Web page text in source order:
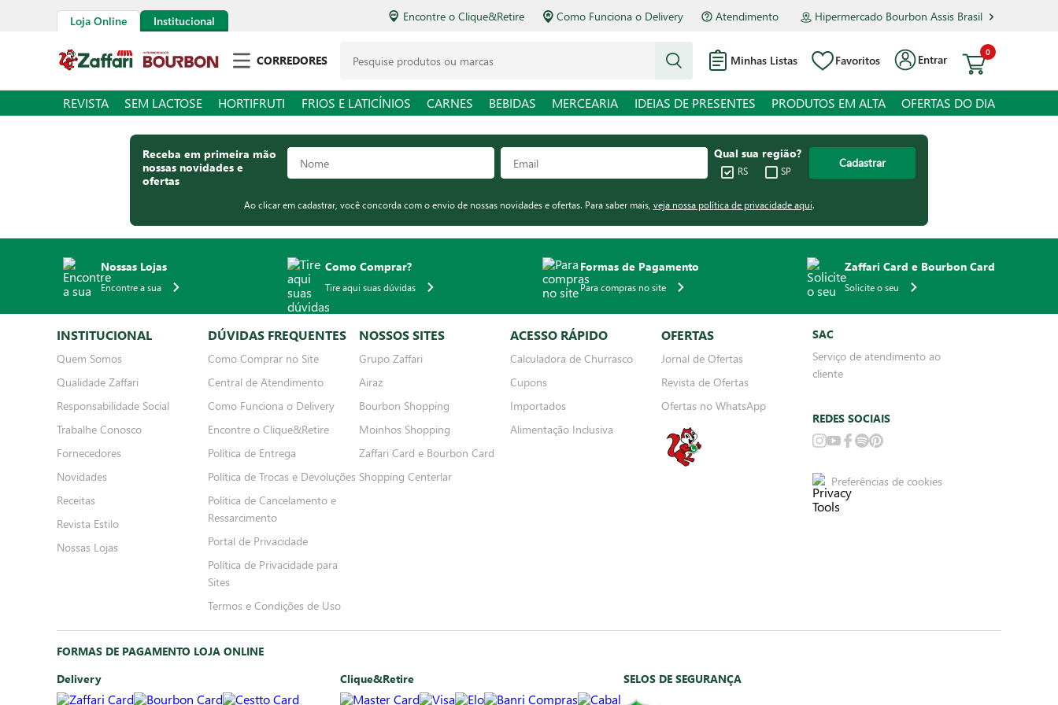
Loja Online Institucional Encontre o Clique&Retire Como Funciona o Delivery Atendimento Hipermercado Bourbon Assis Brasil
CORREDORES Minhas Listas Favoritos Entrar
0
REVISTA SEM LACTOSE HORTIFRUTI FRIOS E LATICÍNIOS CARNES BEBIDAS MERCEARIA IDEIAS DE PRESENTES PRODUTOS EM ALTA OFERTAS DO DIA
Receba em primeira mão
nossas novidades e
ofertas
Qual sua região?
RS SP
Cadastrar
Ao clicar em cadastrar, você concorda com o envio de nossas novidades e ofertas. Para saber mais, veja nossa política de privacidade aqui.
Nossas Lojas
Encontre a sua
Como Comprar?
Tire aqui suas dúvidas
Formas de Pagamento
Para compras no site
Zaffari Card e Bourbon Card
Solicite o seu
INSTITUCIONAL
Quem Somos
Qualidade Zaffari
Responsabilidade Social
Trabalhe Conosco
Fornecedores
Novidades
Receitas
Revista Estilo
Nossas Lojas
DÚVIDAS FREQUENTES
Como Comprar no Site
Central de Atendimento
Como Funciona o Delivery
Encontre o Clique&Retire
Política de Entrega
Política de Trocas e Devoluções
Política de Cancelamento e
Ressarcimento
Portal de Privacidade
Política de Privacidade para
Sites
Termos e Condições de Uso
NOSSOS SITES
Grupo Zaffari
Airaz
Bourbon Shopping
Moinhos Shopping
Zaffari Card e Bourbon Card
Shopping Centerlar
ACESSO RÁPIDO
Calculadora de Churrasco
Cupons
Importados
Alimentação Inclusiva
OFERTAS
Jornal de Ofertas
Revista de Ofertas
Ofertas no WhatsApp
SAC
Serviço de atendimento ao
cliente
REDES SOCIAIS
Preferências de cookies
FORMAS DE PAGAMENTO LOJA ONLINE
Delivery
Clique&Retire SELOS DE SEGURANÇA